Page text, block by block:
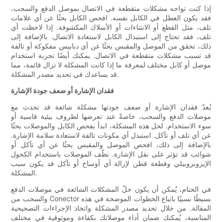
إذا كنت تواجه مشكلات متقطعة في الاتصال بموصل الدفع والسحب،
فقد يكون العطل في الكابل نفسه. افحص الكابل بحثًا عن أي علامات
تلف، مثل القطع أو الانثناءات أو الأسلاك المكشوفة. إذا لاحظت أي
تلف، فقد تحتاج إلى استبدال الكابل لاستعادة الاتصال. بالإضافة إلى
ذلك، تحقق من الموصل والمقبس بحثًا عن أي دبابيس مفكوكة أو تالفة
قد تسبب مشكلات متقطعة في الاتصال. يمكنك أيضًا تجربة استخدام
موصل أو كابل مختلف لمعرفة ما إذا كانت المشكلة لا تزال قائمة، مما
قد يساعدك في تحديد مصدر المشكلة.
فقدان الإشارة أو ضعف جودة الإشارة
يُعدّ فقدان الإشارة أو ضعف جودتها مشكلة شائعة قد تحدث مع
موصلات الدفع والسحب، خاصةً عند تعرضها لظروف بيئية قاسية أو
سوء الاستخدام. لحل هذه المشكلة، ابدأ بفحص الكابل والموصلات بحثًا
عن أي تلف أو تآكل. استبدل أي مكونات تالفة لاستعادة سلامة الإشارة.
بالإضافة إلى ذلك، افحص الموصل والمقبس بحثًا عن أي تآكل أو
شوائب قد تؤثر على نقل الإشارة. نظّف الموصلات باستخدام الكحول
الإيزوبروبيلي وقطعة قطن لإزالة أي أوساخ أو تآكل قد يكون سبب
المشكلة.
في الختام، يُمكن أن يكون حلّ المشكلات الشائعة في موصلات الدفع
والسحب من Conector بسيطًا نسبيًا باتباع الخطوات الموضحة في هذه
المقالة. من خلال تحديد مصدر المشكلة واتخاذ الإجراءات التصحيحية
المناسبة، يُمكنك ضمان أداء موصلاتك بكفاءة وموثوقية في مختلف